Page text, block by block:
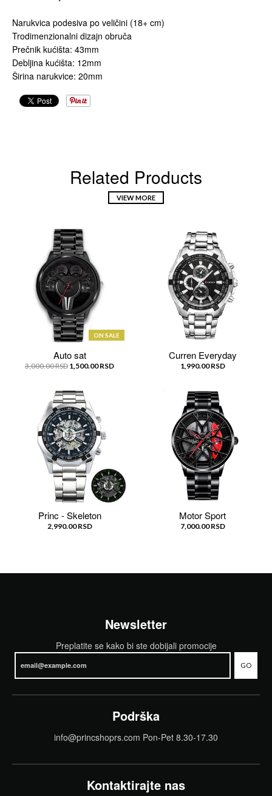
Narukvica podesiva po veličini (18+ cm)
Trodimenzionalni dizajn obruča
Prečnik kućišta: 43mm
Debljina kućišta: 12mm
Širina narukvice: 20mm
Related Products
VIEW MORE
ON SALE
Auto sat
3,000.00 RSD 1,500.00 RSD
Curren Everyday
1,990.00 RSD
Princ - Skeleton
2,990.00 RSD
Motor Sport
7,000.00 RSD
Newsletter
Preplatite se kako bi ste dobijali promocije
GO
Podrška
info@princshoprs.com Pon-Pet 8.30-17.30
Kontaktirajte nas